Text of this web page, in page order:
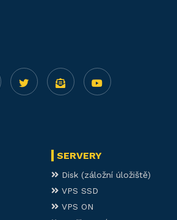
SERVERY
Disk (záložní úložiště)
VPS SSD
VPS ON